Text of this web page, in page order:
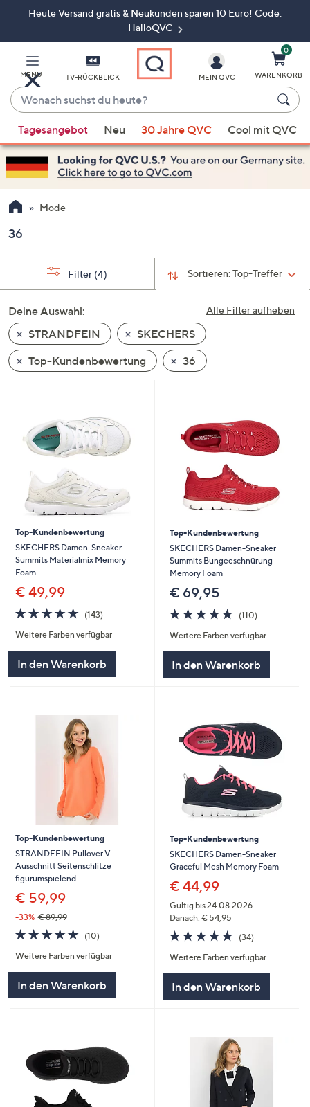
ZumHeute Versand gratis & Neukunden sparen 10 Euro! Code:
HalloQVC
MENÜ TV-RÜCKBLICK
Wonach
suchst
du
heute?
Vorschläge
verfügbar
sind,
verwenden
Sie
Pfeiltasten
nach
und
nach
unten
oder
wischen
Sie
Geräten
nach
links
bzw.
rechts,
um
diese
anzuzeigen.
MEIN QVC
0
WARENKORB
Tagesangebot Neu 30 Jahre QVC Cool mit QVC
Mode
36
Sortieren:Top-Treffer
Filter (4)
Alle Filter aufheben
Deine Auswahl:
STRANDFEIN
SKECHERS
Top-Kundenbewertung
36
Top-Kundenbewertung
SKECHERS Damen-Sneaker
Summits Materialmix Memory
Foam
€ 49,99
4.6
von
5
(143)143
Weitere Farben verfügbar
In den Warenkorb
Top-Kundenbewertung
SKECHERS Damen-Sneaker
Summits Bungeeschnürung
Memory Foam
€ 69,95
4.6
von
5
(110)110
Weitere Farben verfügbar
In den Warenkorb
Top-Kundenbewertung
STRANDFEIN Pullover V-
Ausschnitt Seitenschlitze
figurumspielend
€ 59,99
-33% € 89,99
4.8
von
5
(10)10
Weitere Farben verfügbar
In den Warenkorb
Top-Kundenbewertung
SKECHERS Damen-Sneaker
Graceful Mesh Memory Foam
€ 44,99
Gültig bis 24.08.2026
Danach: € 54,95
4.8
von
5
(34)34
Weitere Farben verfügbar
In den Warenkorb